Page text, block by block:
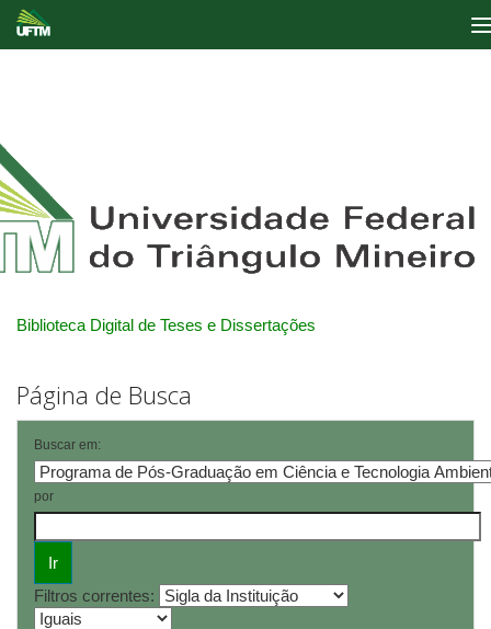
Biblioteca Digital de Teses e Dissertações
Página de Busca
Buscar em:
por
Filtros correntes: